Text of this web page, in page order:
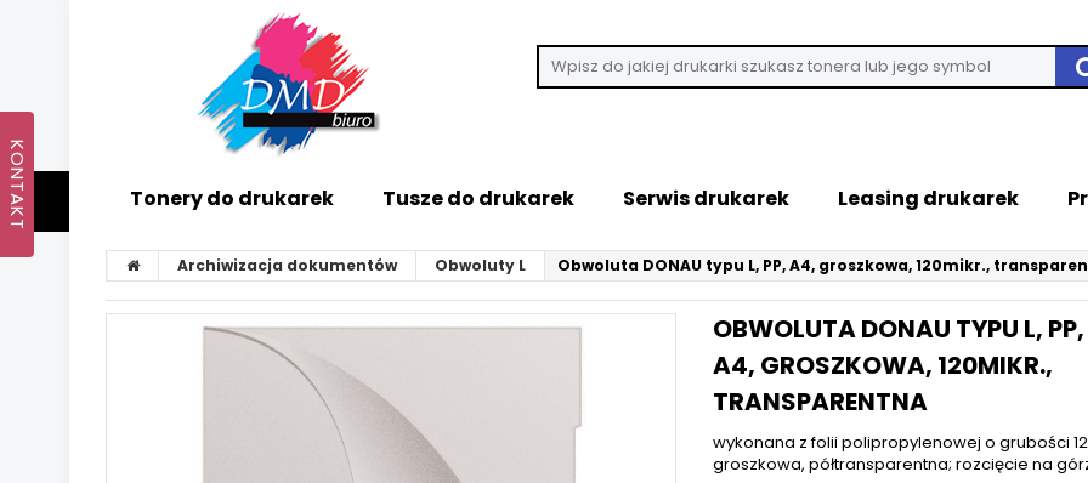
Tonery do drukarek Tusze do drukarek Serwis drukarek Leasing drukarek
Archiwizacja dokumentów Obwoluty L Obwoluta DONAU typu L, PP, A4, groszkowa, 120mikr.,
OBWOLUTA DONAU TYPU L, PP,
A4, GROSZKOWA, 120MIKR.,
TRANSPARENTNA
wykonana z folii polipropylenowej o grubości
groszkowa, półtransparentna; rozcięcie na